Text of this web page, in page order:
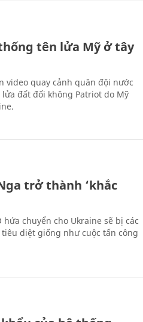
tên lửa Mỹ ở tây
video quay cảnh quân đội nước
đất đối không Patriot do Mỹ
trở thành ‘khắc
hứa chuyển cho Ukraine sẽ bị các
diệt giống như cuộc tấn công